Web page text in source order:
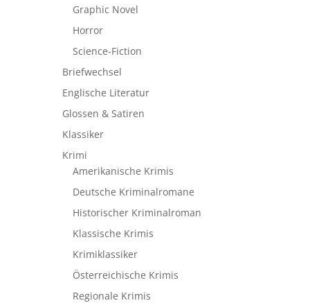
Graphic Novel
Horror
Science-Fiction
Briefwechsel
Englische Literatur
Glossen & Satiren
Klassiker
Krimi
Amerikanische Krimis
Deutsche Kriminalromane
Historischer Kriminalroman
Klassische Krimis
Krimiklassiker
Österreichische Krimis
Regionale Krimis